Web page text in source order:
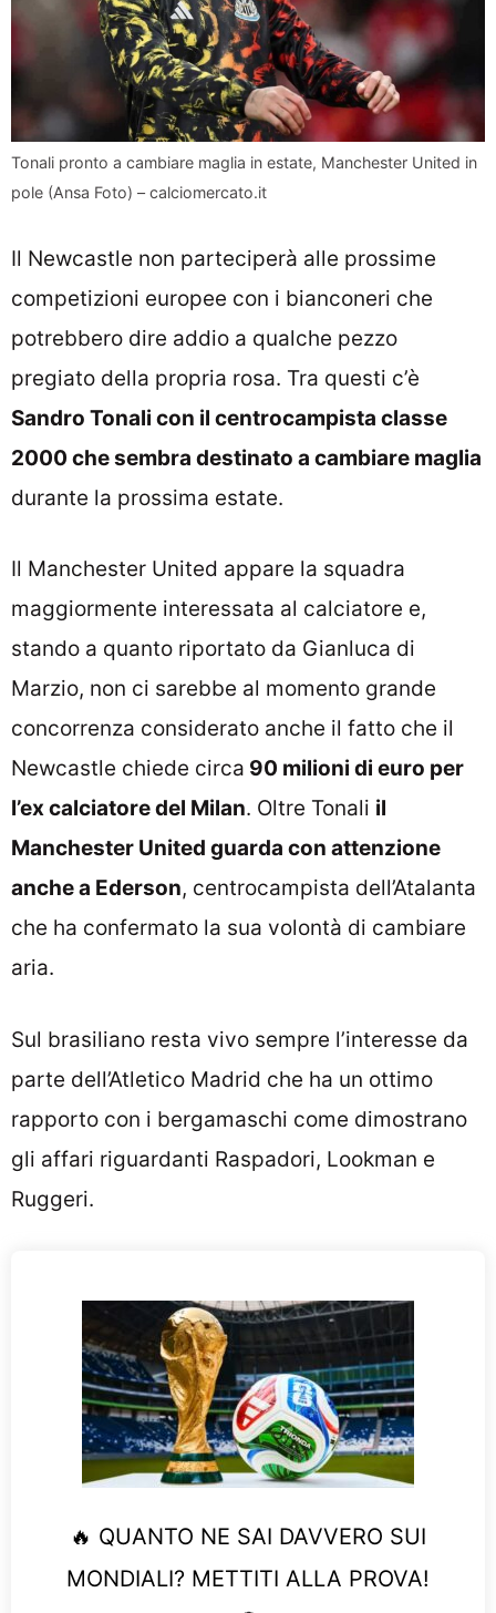
Tonali pronto a cambiare maglia in estate, Manchester United in
pole (Ansa Foto) – calciomercato.it
Il Newcastle non parteciperà alle prossime
competizioni europee con i bianconeri che
potrebbero dire addio a qualche pezzo
pregiato della propria rosa. Tra questi c’è
Sandro Tonali con il centrocampista classe
2000 che sembra destinato a cambiare maglia
durante la prossima estate.
Il Manchester United appare la squadra
maggiormente interessata al calciatore e,
stando a quanto riportato da Gianluca di
Marzio, non ci sarebbe al momento grande
concorrenza considerato anche il fatto che il
Newcastle chiede circa 90 milioni di euro per
l’ex calciatore del Milan. Oltre Tonali il
Manchester United guarda con attenzione
anche a Ederson, centrocampista dell’Atalanta
che ha confermato la sua volontà di cambiare
aria.
Sul brasiliano resta vivo sempre l’interesse da
parte dell’Atletico Madrid che ha un ottimo
rapporto con i bergamaschi come dimostrano
gli affari riguardanti Raspadori, Lookman e
Ruggeri.
🔥 QUANTO NE SAI DAVVERO SUI
MONDIALI? METTITI ALLA PROVA!